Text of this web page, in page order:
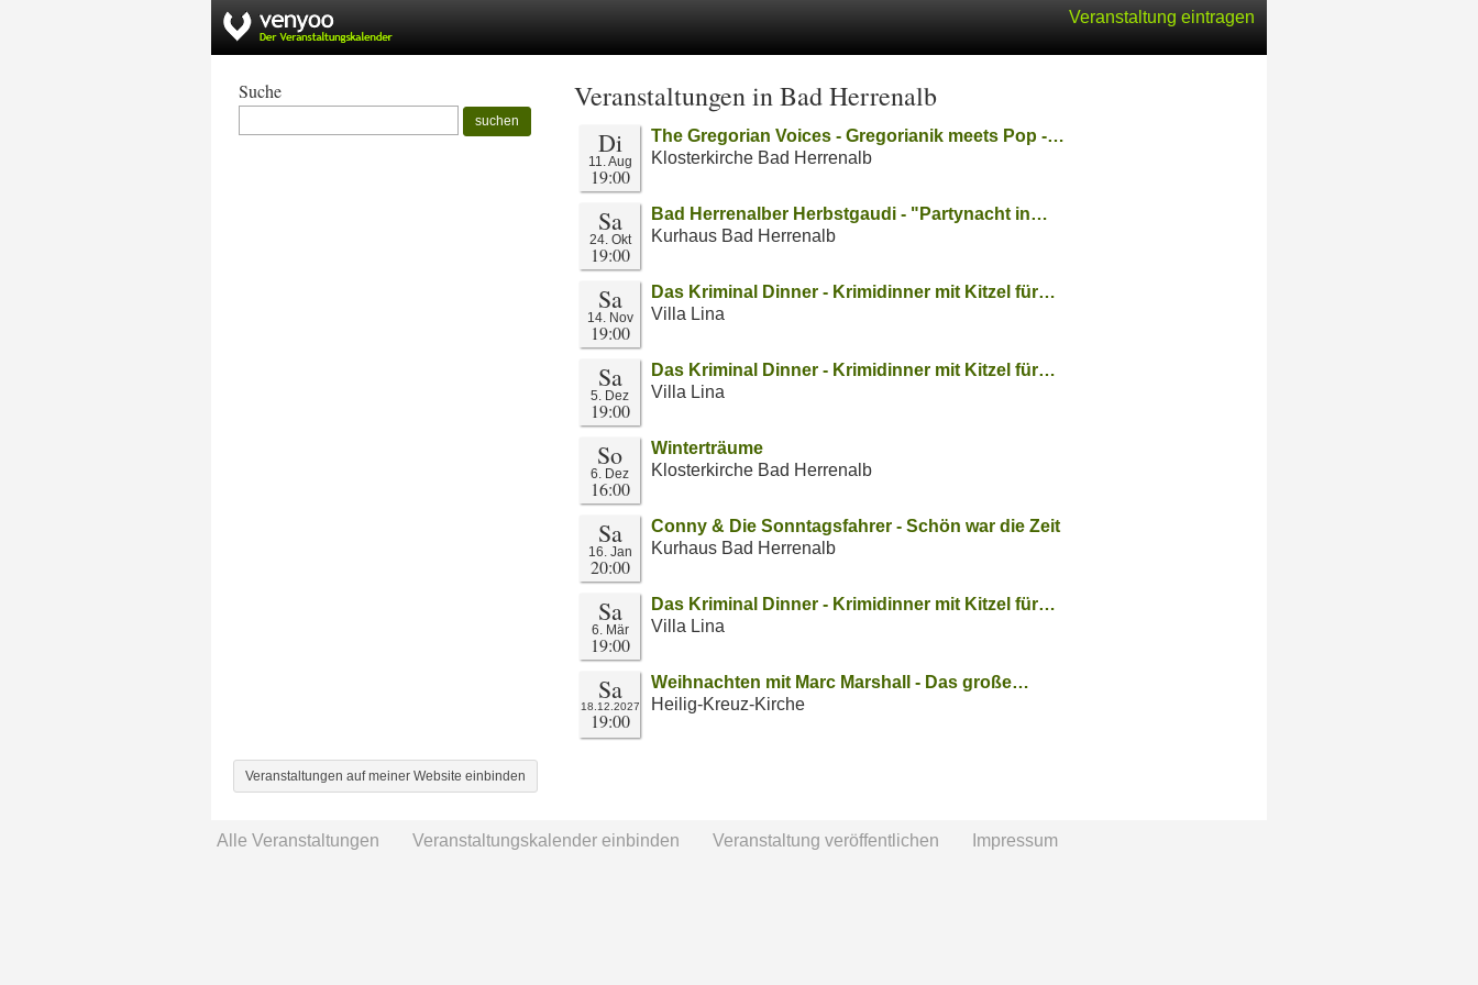
Veranstaltung eintragen
Suche
suchen
Veranstaltungen in Bad Herrenalb
Di
11. Aug
19:00
The Gregorian Voices - Gregorianik meets Pop -…
Klosterkirche Bad Herrenalb
Sa
24. Okt
19:00
Bad Herrenalber Herbstgaudi - "Partynacht in…
Kurhaus Bad Herrenalb
Sa
14. Nov
19:00
Das Kriminal Dinner - Krimidinner mit Kitzel für…
Villa Lina
Sa
5. Dez
19:00
Das Kriminal Dinner - Krimidinner mit Kitzel für…
Villa Lina
So
6. Dez
16:00
Winterträume
Klosterkirche Bad Herrenalb
Sa
16. Jan
20:00
Conny & Die Sonntagsfahrer - Schön war die Zeit
Kurhaus Bad Herrenalb
Sa
6. Mär
19:00
Das Kriminal Dinner - Krimidinner mit Kitzel für…
Villa Lina
Sa
18.12.2027
19:00
Weihnachten mit Marc Marshall - Das große…
Heilig-Kreuz-Kirche
Veranstaltungen auf meiner Website einbinden
Alle Veranstaltungen Veranstaltungskalender einbinden Veranstaltung veröffentlichen Impressum